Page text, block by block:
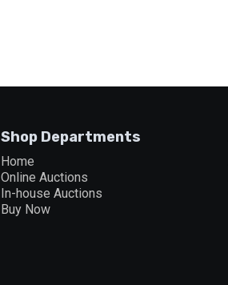
Shop Departments
Home
Online Auctions
In-house Auctions
Buy Now